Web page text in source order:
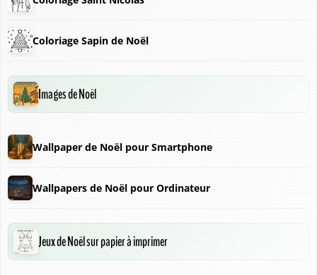
Coloriage Sapin de Noël
Images de Noël
Wallpaper de Noël pour Smartphone
Wallpapers de Noël pour Ordinateur
Jeux de Noël sur papier à imprimer